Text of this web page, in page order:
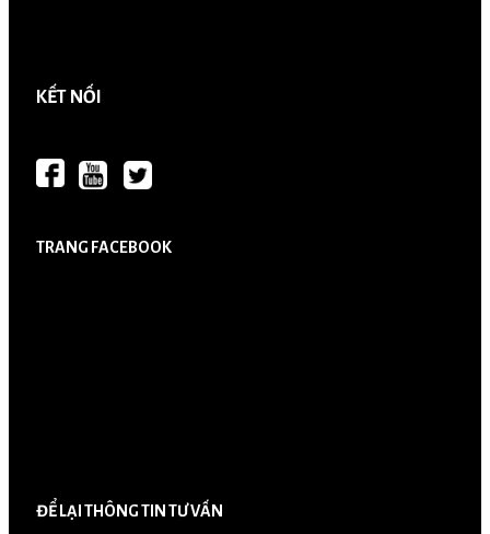
KẾT NỐI
TRANG FACEBOOK
ĐỂ LẠI THÔNG TIN TƯ VẤN